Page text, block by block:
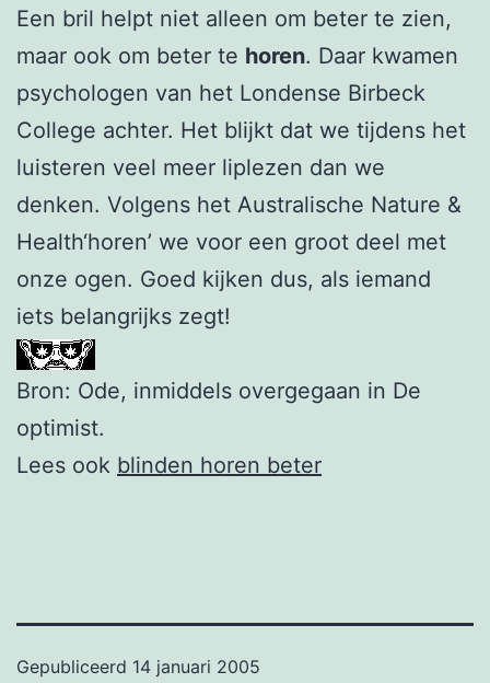
Een bril helpt niet alleen om beter te zien,
maar ook om beter te horen. Daar kwamen
psychologen van het Londense Birbeck
College achter. Het blijkt dat we tijdens het
luisteren veel meer liplezen dan we
denken. Volgens het Australische Nature &
Health‘horen’ we voor een groot deel met
onze ogen. Goed kijken dus, als iemand
iets belangrijks zegt!
Bron: Ode, inmiddels overgegaan in De
optimist.
Lees ook blinden horen beter
Gepubliceerd 14 januari 2005